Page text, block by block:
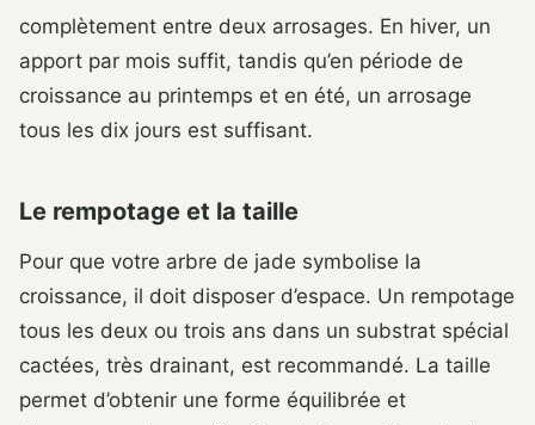
complètement entre deux arrosages. En hiver, un
apport par mois suffit, tandis qu’en période de
croissance au printemps et en été, un arrosage
tous les dix jours est suffisant.
Le rempotage et la taille
Pour que votre arbre de jade symbolise la
croissance, il doit disposer d’espace. Un rempotage
tous les deux ou trois ans dans un substrat spécial
cactées, très drainant, est recommandé. La taille
permet d’obtenir une forme équilibrée et